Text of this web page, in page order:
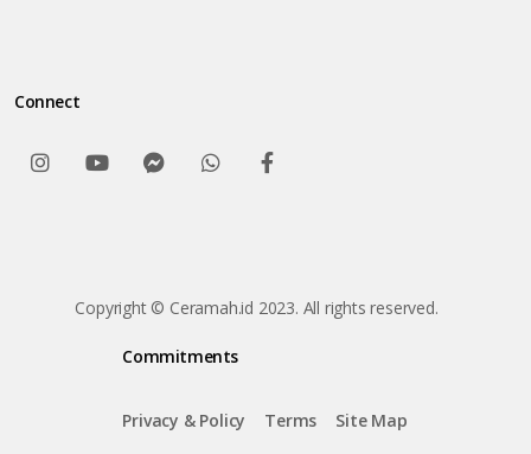
Connect
Copyright © Ceramah.id 2023. All rights reserved.
Commitments
Privacy & Policy Terms Site Map